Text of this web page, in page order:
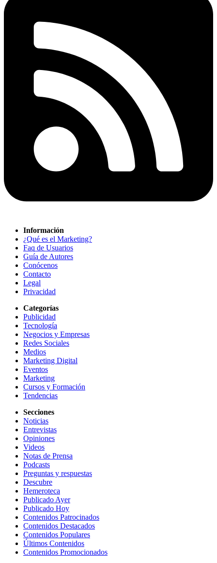
Información
¿Qué es el Marketing?
Faq de Usuarios
Guía de Autores
Conócenos
Contacto
Legal
Privacidad
Categorías
Publicidad
Tecnología
Negocios y Empresas
Redes Sociales
Medios
Marketing Digital
Eventos
Marketing
Cursos y Formación
Tendencias
Secciones
Noticias
Entrevistas
Opiniones
Videos
Notas de Prensa
Podcasts
Preguntas y respuestas
Descubre
Hemeroteca
Publicado Ayer
Publicado Hoy
Contenidos Patrocinados
Contenidos Destacados
Contenidos Populares
Últimos Contenidos
Contenidos Promocionados